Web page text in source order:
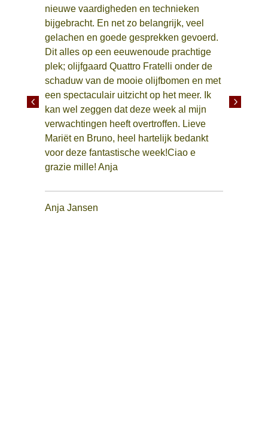
nieuwe vaardigheden en technieken
bijgebracht. En net zo belangrijk, veel
gelachen en goede gesprekken gevoerd.
Dit alles op een eeuwenoude prachtige
plek; olijfgaard Quattro Fratelli onder de
schaduw van de mooie olijfbomen en met
een spectaculair uitzicht op het meer. Ik
kan wel zeggen dat deze week al mijn
verwachtingen heeft overtroffen. Lieve
Mariët en Bruno, heel hartelijk bedankt
voor deze fantastische week!Ciao e
grazie mille! Anja
Anja Jansen
4 5